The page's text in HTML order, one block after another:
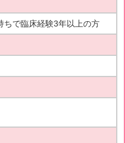
ちで臨床経験3年以上の方